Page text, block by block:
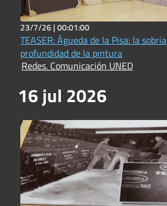
23/7/26 |00:01:00
TEASER: Águeda de la Pisa: la sobria
profundidad de la pintura
Redes. Comunicación UNED
16 jul 2026